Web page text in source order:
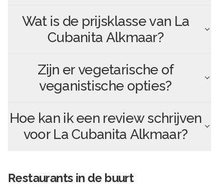
Wat is de prijsklasse van La
Cubanita Alkmaar?
Zijn er vegetarische of
veganistische opties?
Hoe kan ik een review schrijven
voor La Cubanita Alkmaar?
Restaurants in de buurt